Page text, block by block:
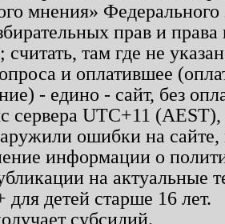
мнения»
прав и
там где не
и оплатившее
- едино - сайт, без
сервера UTC+11
ошибки на
информации о
на актуальные
детей старше 16 лет.
субсидий.